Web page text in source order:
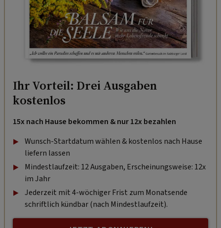
Ihr Vorteil: Drei Ausgaben
kostenlos
15x nach Hause bekommen & nur 12x bezahlen
Wunsch-Startdatum wählen & kostenlos nach Hause
liefern lassen
Mindestlaufzeit: 12 Ausgaben, Erscheinungsweise: 12x
im Jahr
Jederzeit mit 4-wöchiger Frist zum Monatsende
schriftlich kündbar (nach Mindestlaufzeit).